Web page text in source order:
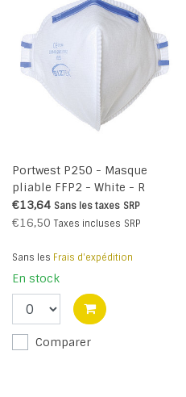
Portwest P250 - Masque
pliable FFP2 - White - R
€13,64 Sans les taxes SRP
€16,50 Taxes incluses SRP
Sans les Frais d'expédition
En stock
Comparer